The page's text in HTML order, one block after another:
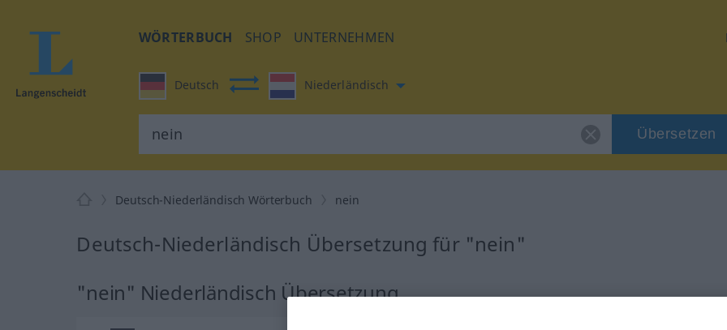
WÖRTERBUCH SHOP UNTERNEHMEN
Deutsch Niederländisch
Übersetzen
Deutsch-Niederländisch Wörterbuch nein
Deutsch-Niederländisch Übersetzung für "nein"
"nein" Niederländisch Übersetzung